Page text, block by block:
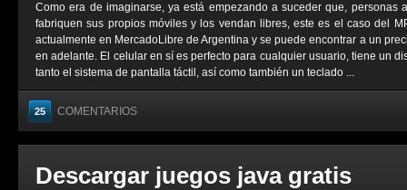
Como era de imaginarse, ya está empezando a suceder que, personas
fabriquen sus propios móviles y los vendan libres, este es el caso del
actualmente en MercadoLibre de Argentina y se puede encontrar a un
en adelante. El celular en sí es perfecto para cualquier usuario, tiene un
tanto el sistema de pantalla táctil, así como también un teclado ...
25 COMENTARIOS
Descargar juegos java gratis